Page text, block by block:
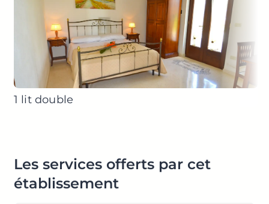
1 lit double
Les services offerts par cet
établissement